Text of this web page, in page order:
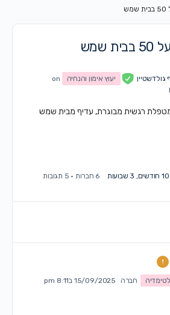
יעוץ אימון והנחיה
on
רגשית מבוגרת, עדיף מבית שמש
6 חברות · 5 תגובות
חברה 15/09/2025 ב8:11 pm